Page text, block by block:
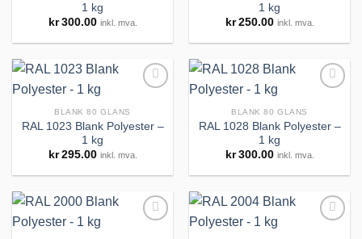
huskeliste
1 kg
kr 300.00 inkl. mva.
huskeliste
1 kg
kr 250.00 inkl. mva.
huskeliste
BLANK 80 GLANS
RAL 1023 Blank Polyester –
1 kg
kr 295.00 inkl. mva.
huskeliste
BLANK 80 GLANS
RAL 1028 Blank Polyester –
1 kg
kr 300.00 inkl. mva.